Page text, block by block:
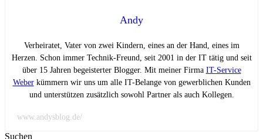
Andy
Verheiratet, Vater von zwei Kindern, eines an der Hand, eines im
Herzen. Schon immer Technik-Freund, seit 2001 in der IT tätig und seit
über 15 Jahren begeisterter Blogger. Mit meiner Firma IT-Service
Weberkümmern wir uns um alle IT-Belange von gewerblichen Kunden
und unterstützen zusätzlich sowohl Partner als auch Kollegen.
www.andysblog.de/
Suchen